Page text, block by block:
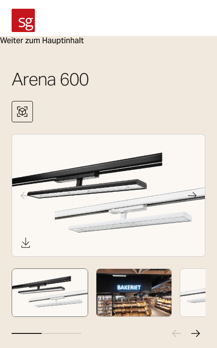
Weiter zum Hauptinhalt
SG Armaturen
Arena 600